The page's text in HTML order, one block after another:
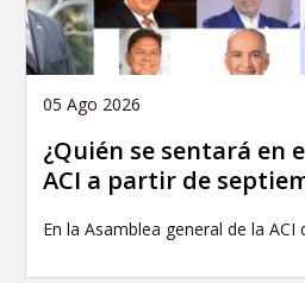
05 Ago 2026
¿Quién se sentará en
ACI a partir de
En la Asamblea general de la ACI